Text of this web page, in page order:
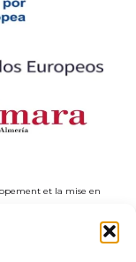
et la mise en
en Andalousie »,